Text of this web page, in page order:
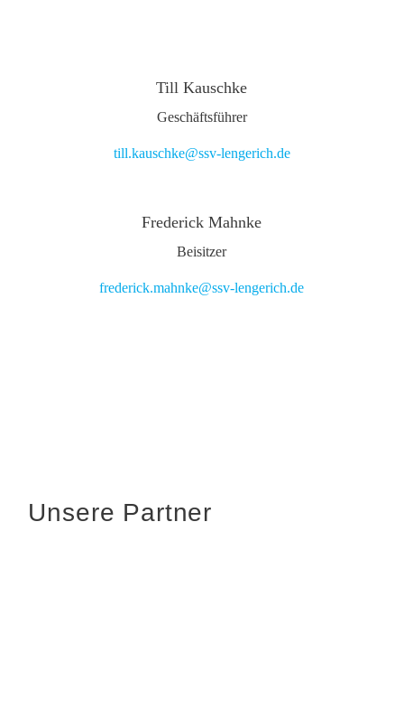
Till Kauschke
Geschäftsführer
till.kauschke@ssv-lengerich.de
Frederick Mahnke
Beisitzer
frederick.mahnke@ssv-lengerich.de
Unsere Partner